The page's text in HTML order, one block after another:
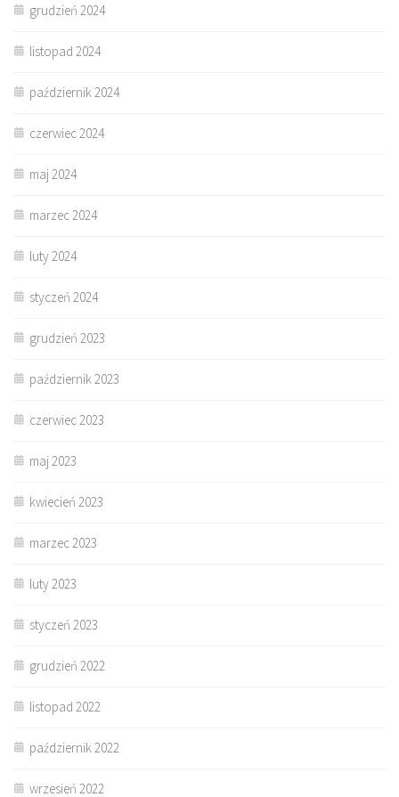
grudzień 2024
listopad 2024
październik 2024
czerwiec 2024
maj 2024
marzec 2024
luty 2024
styczeń 2024
grudzień 2023
październik 2023
czerwiec 2023
maj 2023
kwiecień 2023
marzec 2023
luty 2023
styczeń 2023
grudzień 2022
listopad 2022
październik 2022
wrzesień 2022